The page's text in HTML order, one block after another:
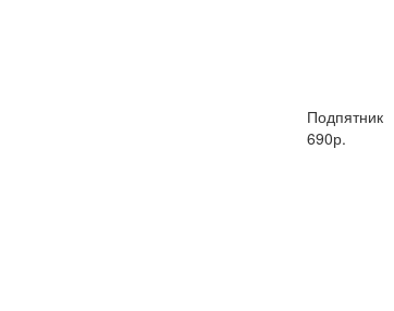
Подпятник
690р.